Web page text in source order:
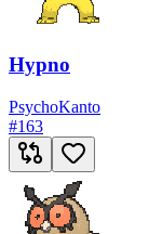
Hypno
PsychoKanto
#163